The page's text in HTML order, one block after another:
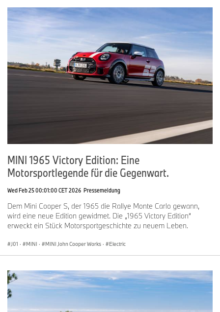
MINI 1965 Victory Edition: Eine
Motorsportlegende für die Gegenwart.
Wed Feb 25 00:01:00 CET 2026 Pressemeldung
Dem Mini Cooper S, der 1965 die Rallye Monte Carlo gewann,
wird eine neue Edition gewidmet. Die „1965 Victory Edition“
erweckt ein Stück Motorsportgeschichte zu neuem Leben.
J01 · MINI · MINI John Cooper Works · Electric